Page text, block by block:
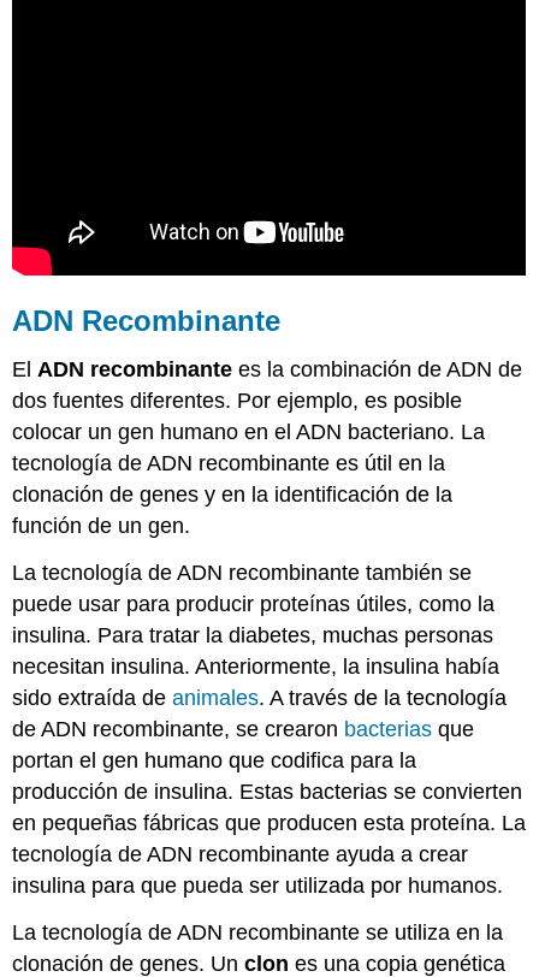
ADN Recombinante
ElADN recombinante es la combinación de ADN de
dos fuentes diferentes. Por ejemplo, es posible
colocar un gen humano en el ADN bacteriano. La
tecnología de ADN recombinante es útil en la
clonación de genes y en la identificación de la
función de un gen.
La tecnología de ADN recombinante también se
puede usar para producir proteínas útiles, como la
insulina. Para tratar la diabetes, muchas personas
necesitan insulina. Anteriormente, la insulina había
sido extraída deanimales. A través de la tecnología
de ADN recombinante, se crearon bacterias que
portan el gen humano que codifica para la
producción de insulina. Estas bacterias se convierten
en pequeñas fábricas que producen esta proteína. La
tecnología de ADN recombinante ayuda a crear
insulina para que pueda ser utilizada por humanos.
La tecnología de ADN recombinante se utiliza en la
clonación de genes. Unclon es una copia genética